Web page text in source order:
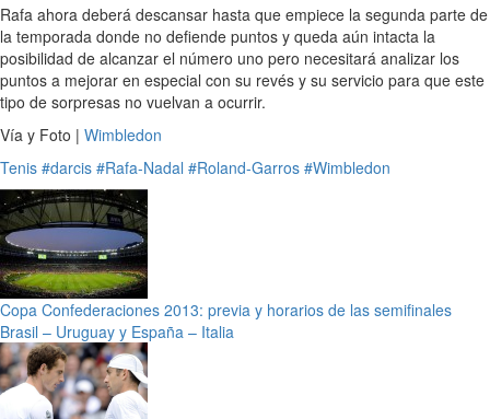
Rafa ahora deberá descansar hasta que empiece la segunda parte de
la temporada donde no defiende puntos y queda aún intacta la
posibilidad de alcanzar el número uno pero necesitará analizar los
puntos a mejorar en especial con su revés y su servicio para que este
tipo de sorpresas no vuelvan a ocurrir.
Vía y Foto | Wimbledon
Tenis #darcis #Rafa-Nadal #Roland-Garros #Wimbledon
Copa Confederaciones 2013: previa y horarios de las semifinales
Brasil – Uruguay y España – Italia